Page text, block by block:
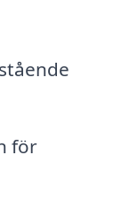
för